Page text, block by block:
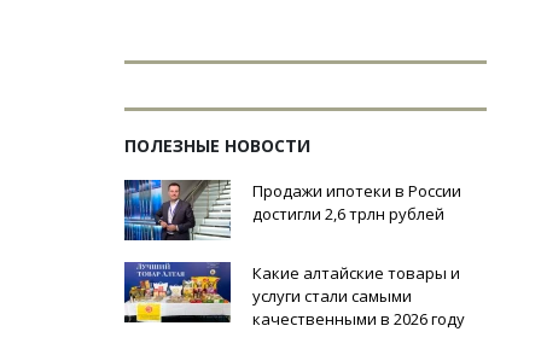
ПОЛЕЗНЫЕ НОВОСТИ
Продажи ипотеки в России
достигли 2,6 трлн рублей
Какие алтайские товары и
услуги стали самыми
качественными в 2026 году